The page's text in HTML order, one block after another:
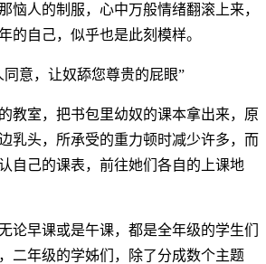
恼人的制服，心中万般情绪翻滚上来，
的自己，似乎也是此刻模样。
意，让奴舔您尊贵的屁眼”
教室，把书包里幼奴的课本拿出来，原
乳头，所承受的重力顿时减少许多，而
自己的课表，前往她们各自的上课地
论早课或是午课，都是全年级的学生们
二年级的学姊们，除了分成数个主题